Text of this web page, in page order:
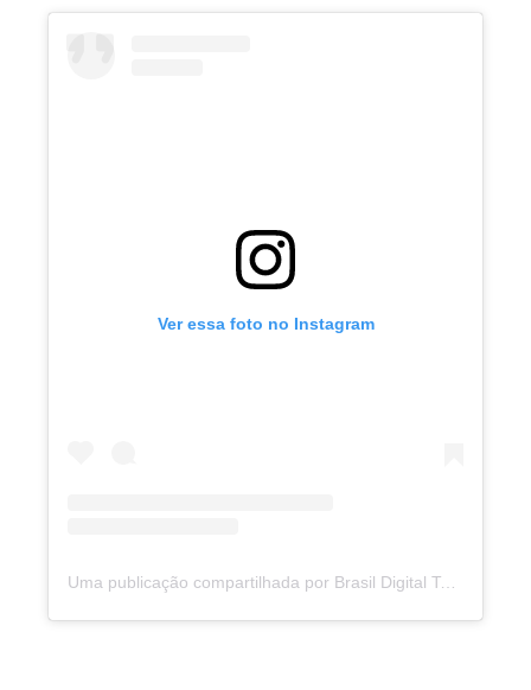
Ver essa foto no Instagram
Uma publicação compartilhada por Brasil Digital Telecom (@brasildigitaltelecom)